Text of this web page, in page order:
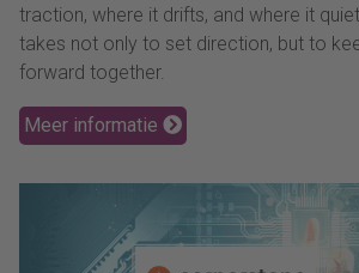
traction, where it drifts, and where it
takes not only to set direction, but to
forward together.
Meer informatie